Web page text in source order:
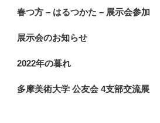
春つ方 – はるつかた – 展示会参加
展示会のお知らせ
2022年の暮れ
多摩美術大学 公友会 4支部交流展